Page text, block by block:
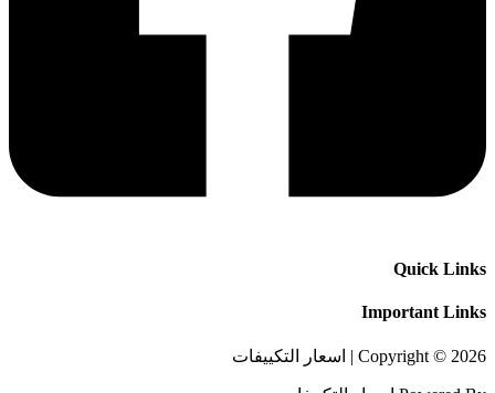
Quick Links
Important Links
Copyright © 2026 | اسعار التكييفات